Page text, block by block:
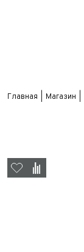
Главная Магазин